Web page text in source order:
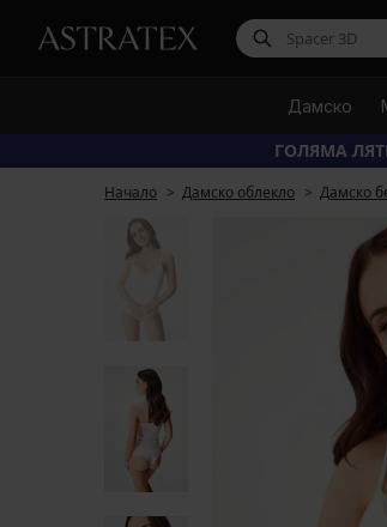
Дамско
ГОЛЯМА
Начало Дамско облекло Дамско